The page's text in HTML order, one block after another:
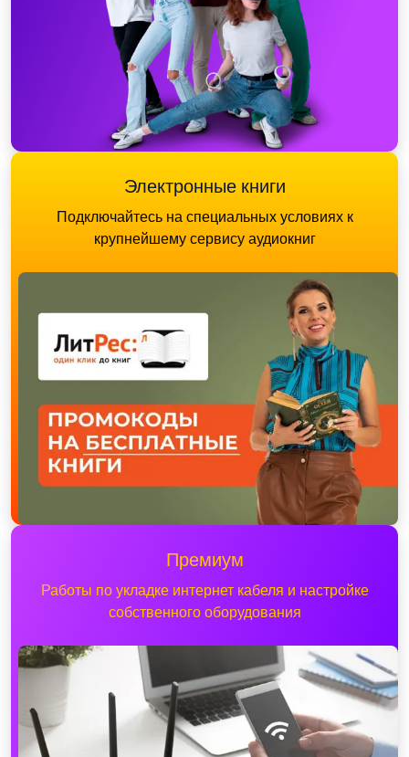
Электронные книги
Подключайтесь на специальных условиях к
крупнейшему сервису аудиокниг
Премиум
Работы по укладке интернет кабеля и настройке
собственного оборудования